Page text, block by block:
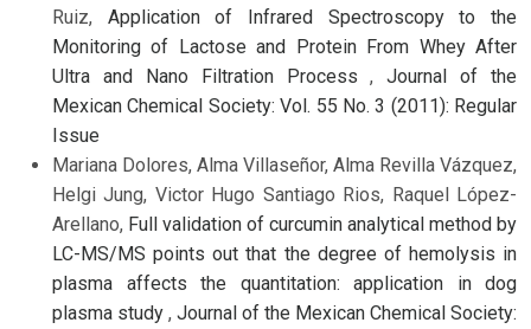
Ruiz, Application of Infrared Spectroscopy to the
Monitoring of Lactose and Protein From Whey After
Ultra and Nano Filtration Process,Journal of the
Mexican Chemical Society: Vol. 55 No. 3 (2011): Regular
Issue
Mariana Dolores, Alma Villaseñor, Alma Revilla Vázquez,
Helgi Jung, Victor Hugo Santiago Rios, Raquel López-
Arellano, Full validation of curcumin analytical method by
LC-MS/MS points out that the degree of hemolysis in
plasma affects the quantitation: application in dog
plasma study , Journal of the Mexican Chemical Society: